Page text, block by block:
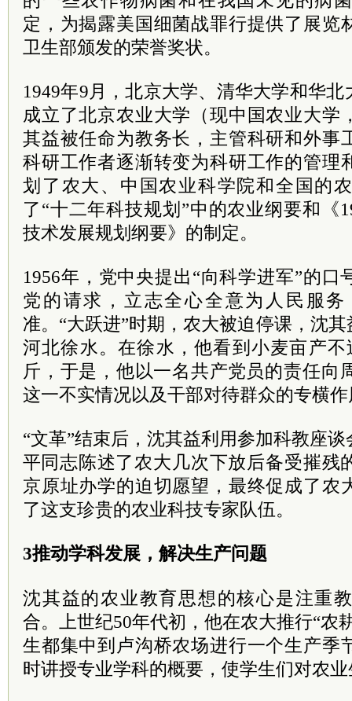
定，为揭露美国细菌战罪行提供了展览
卫生部颁发的荣誉奖状。
1949年9月，北京大学、清华大学和华
成立了北京农业大学（现中国农业大学
其益被任命为教务长，主管科研和外事
科研工作者逐渐转变为科研工作的管理
划了农大、中国农业科学院和全国的
了“十二年科技规划”中的农业纲要和《
技术发展规划纲要》的制定。
1956年，党中央提出“向科学进军”的口
党的请求，立志全心全意为人民服务
准。“大跃进”时期，农大被迫停课，沈
河北徐水。在徐水，他看到小麦亩产
斤，于是，他以一名共产党员的责任向
这一不实情况以及干部对待群众的专横
“文革”结束后，沈其益利用参加科教座
平同志陈述了农大几次下放后备受摧残
京原址办学的迫切愿望，最终促成了农
了这支珍贵的农业科技专家队伍。
3推动学科发展，解决生产问题
沈其益的农业教育思想的核心是注重
合。上世纪50年代初，他在农大推行“农
生都集中到卢沟桥农场进行一个生产季
时讲授专业学科的概要，使学生们对农